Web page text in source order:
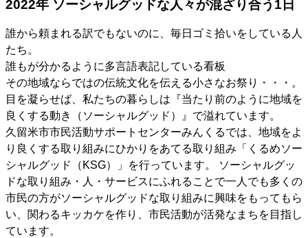
2022年 ソーシャルグッドな人々が混ざり合う1日
誰から頼まれる訳でもないのに、毎日ゴミ拾いをしている人
たち。
誰もが分かるように多言語表記している看板
その地域ならではの伝統文化を伝える小さなお祭り・・・。
目を凝らせば、私たちの暮らしは『当たり前のように地域を
良くする動き（ソーシャルグッド）』で溢れています。
久留米市市民活動サポートセンターみんくるでは、地域をよ
り良くする取り組みにひかりをあてる取り組み「くるめソー
シャルグッド（KSG）」を行っています。 ソーシャルグッ
ドな取り組み・人・サービスにふれることで一人でも多くの
市民の方がソーシャルグッドな取り組みに興味をもってもら
い、関わるキッカケを作り、市民活動が活発なまちを目指し
ています。